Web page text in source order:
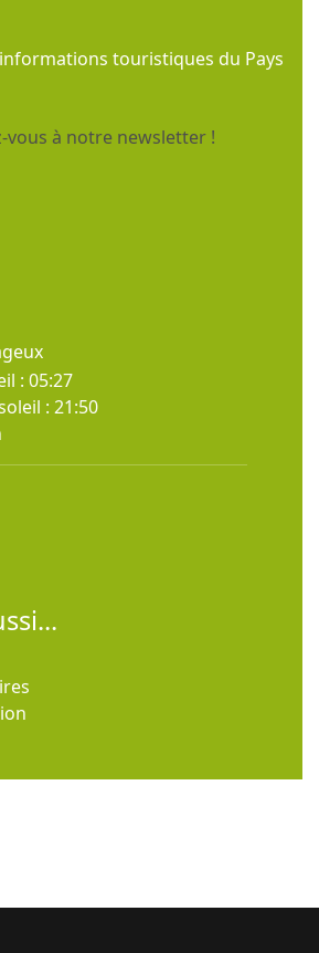
touristiques du Pays
vous à notre newsletter !
: 05:27
: 21:50